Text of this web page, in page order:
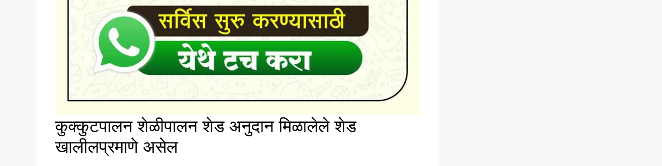
कुक्कुटपालन शेळीपालन शेड अनुदान मिळालेले शेड
खालीलप्रमाणे असेल